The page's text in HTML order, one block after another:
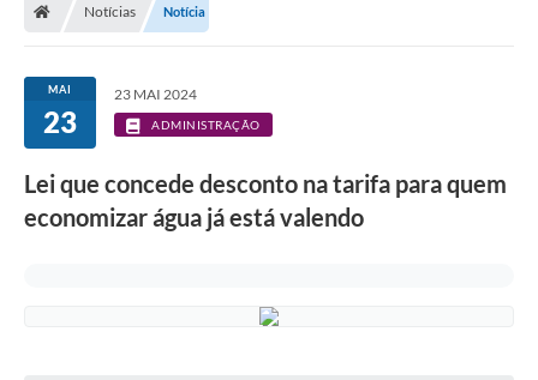
Licitações
Transparência
Concursos e Processos Seletivos
Inclusão e Acessibilidade
Notícias Notícia
MAI
23
23 MAI 2024
ADMINISTRAÇÃO
Lei que concede desconto na tarifa para quem
economizar água já está valendo